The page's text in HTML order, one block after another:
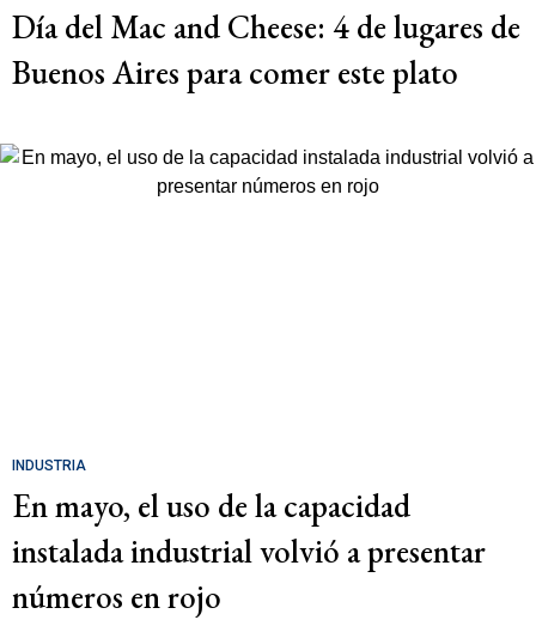
Día del Mac and Cheese: 4 de lugares de
Buenos Aires para comer este plato
INDUSTRIA
En mayo, el uso de la capacidad
instalada industrial volvió a presentar
números en rojo